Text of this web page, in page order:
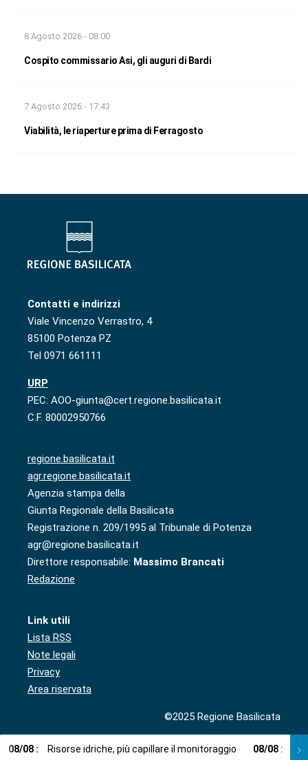
8 Agosto 2026 - 08:00
Cospito commissario Asi, gli auguri di Bardi
7 Agosto 2026 - 17:43
Viabilità, le riaperture prima di Ferragosto
Contatti e indirizzi
Viale Vincenzo Verrastro, 4
85100 Potenza PZ
Tel 0971 661111
URP
PEC: AOO-giunta@cert.regione.basilicata.it
C.F. 80002950766
regione.basilicata.it
agr.regione.basilicata.it
Agenzia stampa della
Giunta Regionale della Basilicata
Registrazione n. 209/1995 al Tribunale di Potenza
agr@regione.basilicata.it
Direttore responsabile: Massimo Brancati
Redazione
Link utili
Lista RSS
Note legali
Privacy
Area riservata
©2025 Regione Basilicata
08/08 : Risorse idriche, più capillare il monitoraggio 08/08 :